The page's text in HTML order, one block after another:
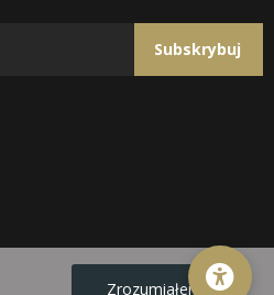
Subskrybuj
Zrozumiałem!